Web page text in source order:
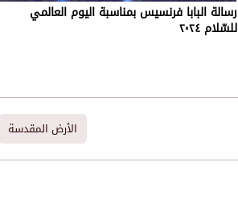
رسالة البابا فرنسيس بمناسبة اليوم العالمي
للسّلام ٢٠٢٤
الأرض المقدسة